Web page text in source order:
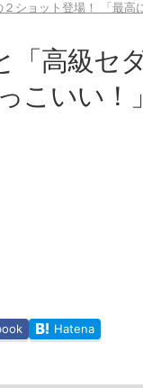
ショット登場！ 「最
「高級セ
こいい！
Hatena